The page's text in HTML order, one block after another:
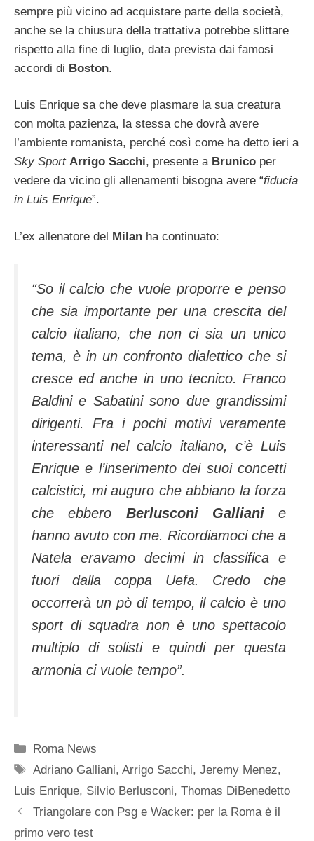
sempre più vicino ad acquistare parte della società,
anche se la chiusura della trattativa potrebbe slittare
rispetto alla fine di luglio, data prevista dai famosi
accordi di Boston.
Luis Enrique sa che deve plasmare la sua creatura
con molta pazienza, la stessa che dovrà avere
l’ambiente romanista, perché così come ha detto ieri a
Sky Sport Arrigo Sacchi, presente a Brunico per
vedere da vicino gli allenamenti bisogna avere “fiducia
in Luis Enrique”.
L’ex allenatore del Milan ha continuato:
“So il calcio che vuole proporre e penso
che sia importante per una crescita del
calcio italiano, che non ci sia un unico
tema, è in un confronto dialettico che si
cresce ed anche in uno tecnico. Franco
Baldini e Sabatini sono due grandissimi
dirigenti. Fra i pochi motivi veramente
interessanti nel calcio italiano, c’è Luis
Enrique e l’inserimento dei suoi concetti
calcistici, mi auguro che abbiano la forza
che ebbero Berlusconi Gallianie
hanno avuto con me. Ricordiamoci che a
Natela eravamo decimi in classifica e
fuori dalla coppa Uefa. Credo che
occorrerà un pò di tempo, il calcio è uno
sport di squadra non è uno spettacolo
multiplo di solisti e quindi per questa
armonia ci vuole tempo”.
Categorie
Roma News
Tag
Adriano Galliani,Arrigo Sacchi,Jeremy Menez,
Luis Enrique, Silvio Berlusconi, Thomas DiBenedetto
Triangolare con Psg e Wacker: per la Roma è il
primo vero test